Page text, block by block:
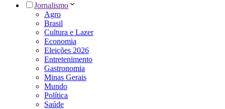
Jornalismo
Agro
Brasil
Cultura e Lazer
Economia
Eleições 2026
Entretenimento
Gastronomia
Minas Gerais
Mundo
Política
Saúde